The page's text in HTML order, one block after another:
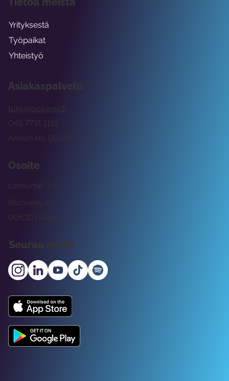
Asiakaspalvelu
tuki@rockway.fi
Arkisin klo 09:00 -15:00
045 7731 1111
Osoite
Rockway Oy
Lemuntie 3-5
00510 Helsinki
Seuraa meitä
Yrityksestä
Työpaikat
Yhteistyö